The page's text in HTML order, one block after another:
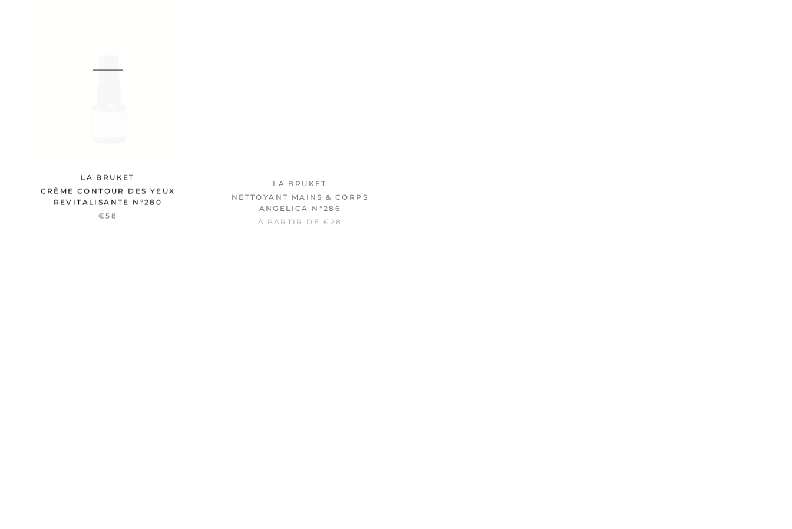
LA BRUKET
CRÈME CONTOUR DES YEUX
REVITALISANTE N°280
€58
ANGELICA N°286